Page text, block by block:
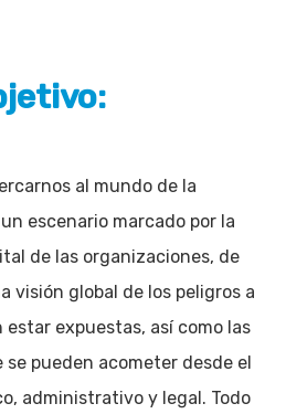
al mundo de la
escenario marcado por la
de las organizaciones, de
visión global de los peligros a
estar expuestas, así como las
pueden acometer desde el
administrativo y legal. Todo